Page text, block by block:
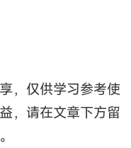
，仅供学习参考使
，请在文章下方留